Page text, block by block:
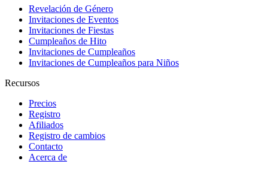
Revelación de Género
Invitaciones de Eventos
Invitaciones de Fiestas
Cumpleaños de Hito
Invitaciones de Cumpleaños
Invitaciones de Cumpleaños para Niños
Recursos
Precios
Registro
Afiliados
Registro de cambios
Contacto
Acerca de